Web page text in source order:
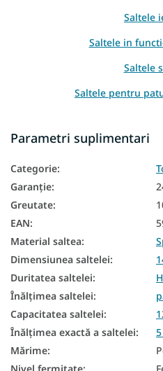
Saltele
Saltele in
Saltele
Saltele pentru
Saltele
Saltele
Saltele
Saltele
Saltea de
Saltea de
Parametri suplimentari
Categorie:
Garanţie:
Greutate:
EAN:
Material saltea:
Dimensiunea saltelei:
Duritatea saltelei:
Înălțimea saltelei:
Capacitatea saltelei:
Înălțimea exactă a saltelei:
Mărime: